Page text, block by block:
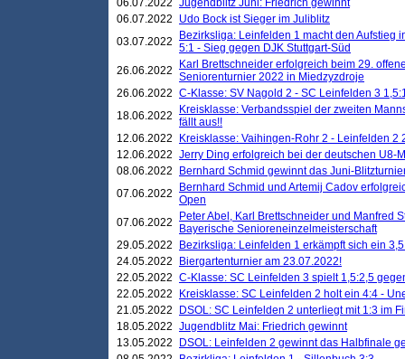
06.07.2022 Jugendblitz Juni: Friedrich gewinnt
06.07.2022
Udo Bock ist Sieger im Juliblitz
03.07.2022
Bezirksliga: Leinfelden 1 macht den Aufstieg
5:1 - Sieg gegen DJK Stuttgart-Süd
26.06.2022
Karl Brettschneider erfolgreich beim 29.
Seniorenturnier 2022 in Miedzyzdroje
26.06.2022 C-Klasse: SV Nagold 2 - SC Leinfelden 3
18.06.2022
Kreisklasse: Verbandsspiel der zweiten
fällt aus!!
12.06.2022
Kreisklasse: Vaihingen-Rohr 2 - Leinfelden 2
12.06.2022 Jerry Ding erfolgreich bei der deutschen U8-
08.06.2022
Bernhard Schmid gewinnt das Juni-
07.06.2022
Bernhard Schmid und Artemij Cadov
Open
07.06.2022
Peter Abel, Karl Brettschneider und Manfred
Bayerische Senioreneinzelmeisterschaft
29.05.2022
Bezirksliga: Leinfelden 1 erkämpft sich ein
24.05.2022
Biergartenturnier am 23.07.2022!
22.05.2022 C-Klasse: SC Leinfelden 3 spielt 1,5:2,5
22.05.2022
Kreisklasse: SC Leinfelden 2 holt ein 4:4 -
21.05.2022
DSOL: SC Leinfelden 2 unterliegt mit 1:3 im
18.05.2022 Jugendblitz Mai: Friedrich gewinnt
13.05.2022
DSOL: Leinfelden 2 gewinnt das Halbfinale